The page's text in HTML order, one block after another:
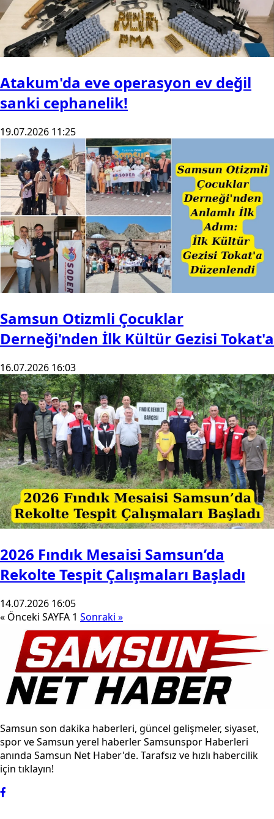
Atakum'da eve operasyon ev değil
sanki cephanelik!
19.07.2026 11:25
Samsun Otizmli Çocuklar
Derneği'nden İlk Kültür Gezisi Tokat'a
16.07.2026 16:03
2026 Fındık Mesaisi Samsun’da
Rekolte Tespit Çalışmaları Başladı
14.07.2026 16:05
« Önceki SAYFA 1 Sonraki »
Samsun son dakika haberleri, güncel gelişmeler, siyaset,
spor ve Samsun yerel haberler Samsunspor Haberleri
anında Samsun Net Haber'de. Tarafsız ve hızlı habercilik
için tıklayın!